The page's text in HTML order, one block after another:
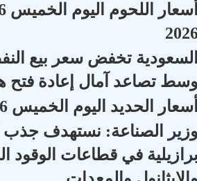
تخفض سعر بيع
تصاعد آمال إعادة فتح
الحديد اليوم الخميس 6 أغسطس
الصناعة: نستهدف جذب
في قطاعات الوقود